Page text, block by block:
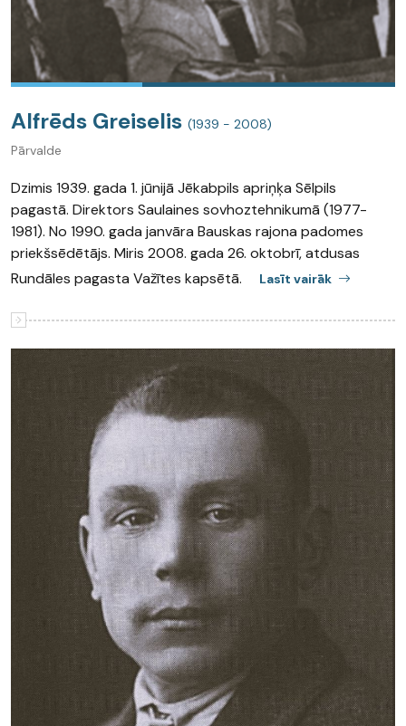
Alfrēds Greiselis (1939 - 2008)
Pārvalde
Dzimis 1939. gada 1. jūnijā Jēkabpils apriņķa Sēlpils
pagastā. Direktors Saulaines sovhoztehnikumā (1977-
1981). No 1990. gada janvāra Bauskas rajona padomes
priekšsēdētājs. Miris 2008. gada 26. oktobrī, atdusas
Rundāles pagasta Važītes kapsētā.
Lasīt vairāk